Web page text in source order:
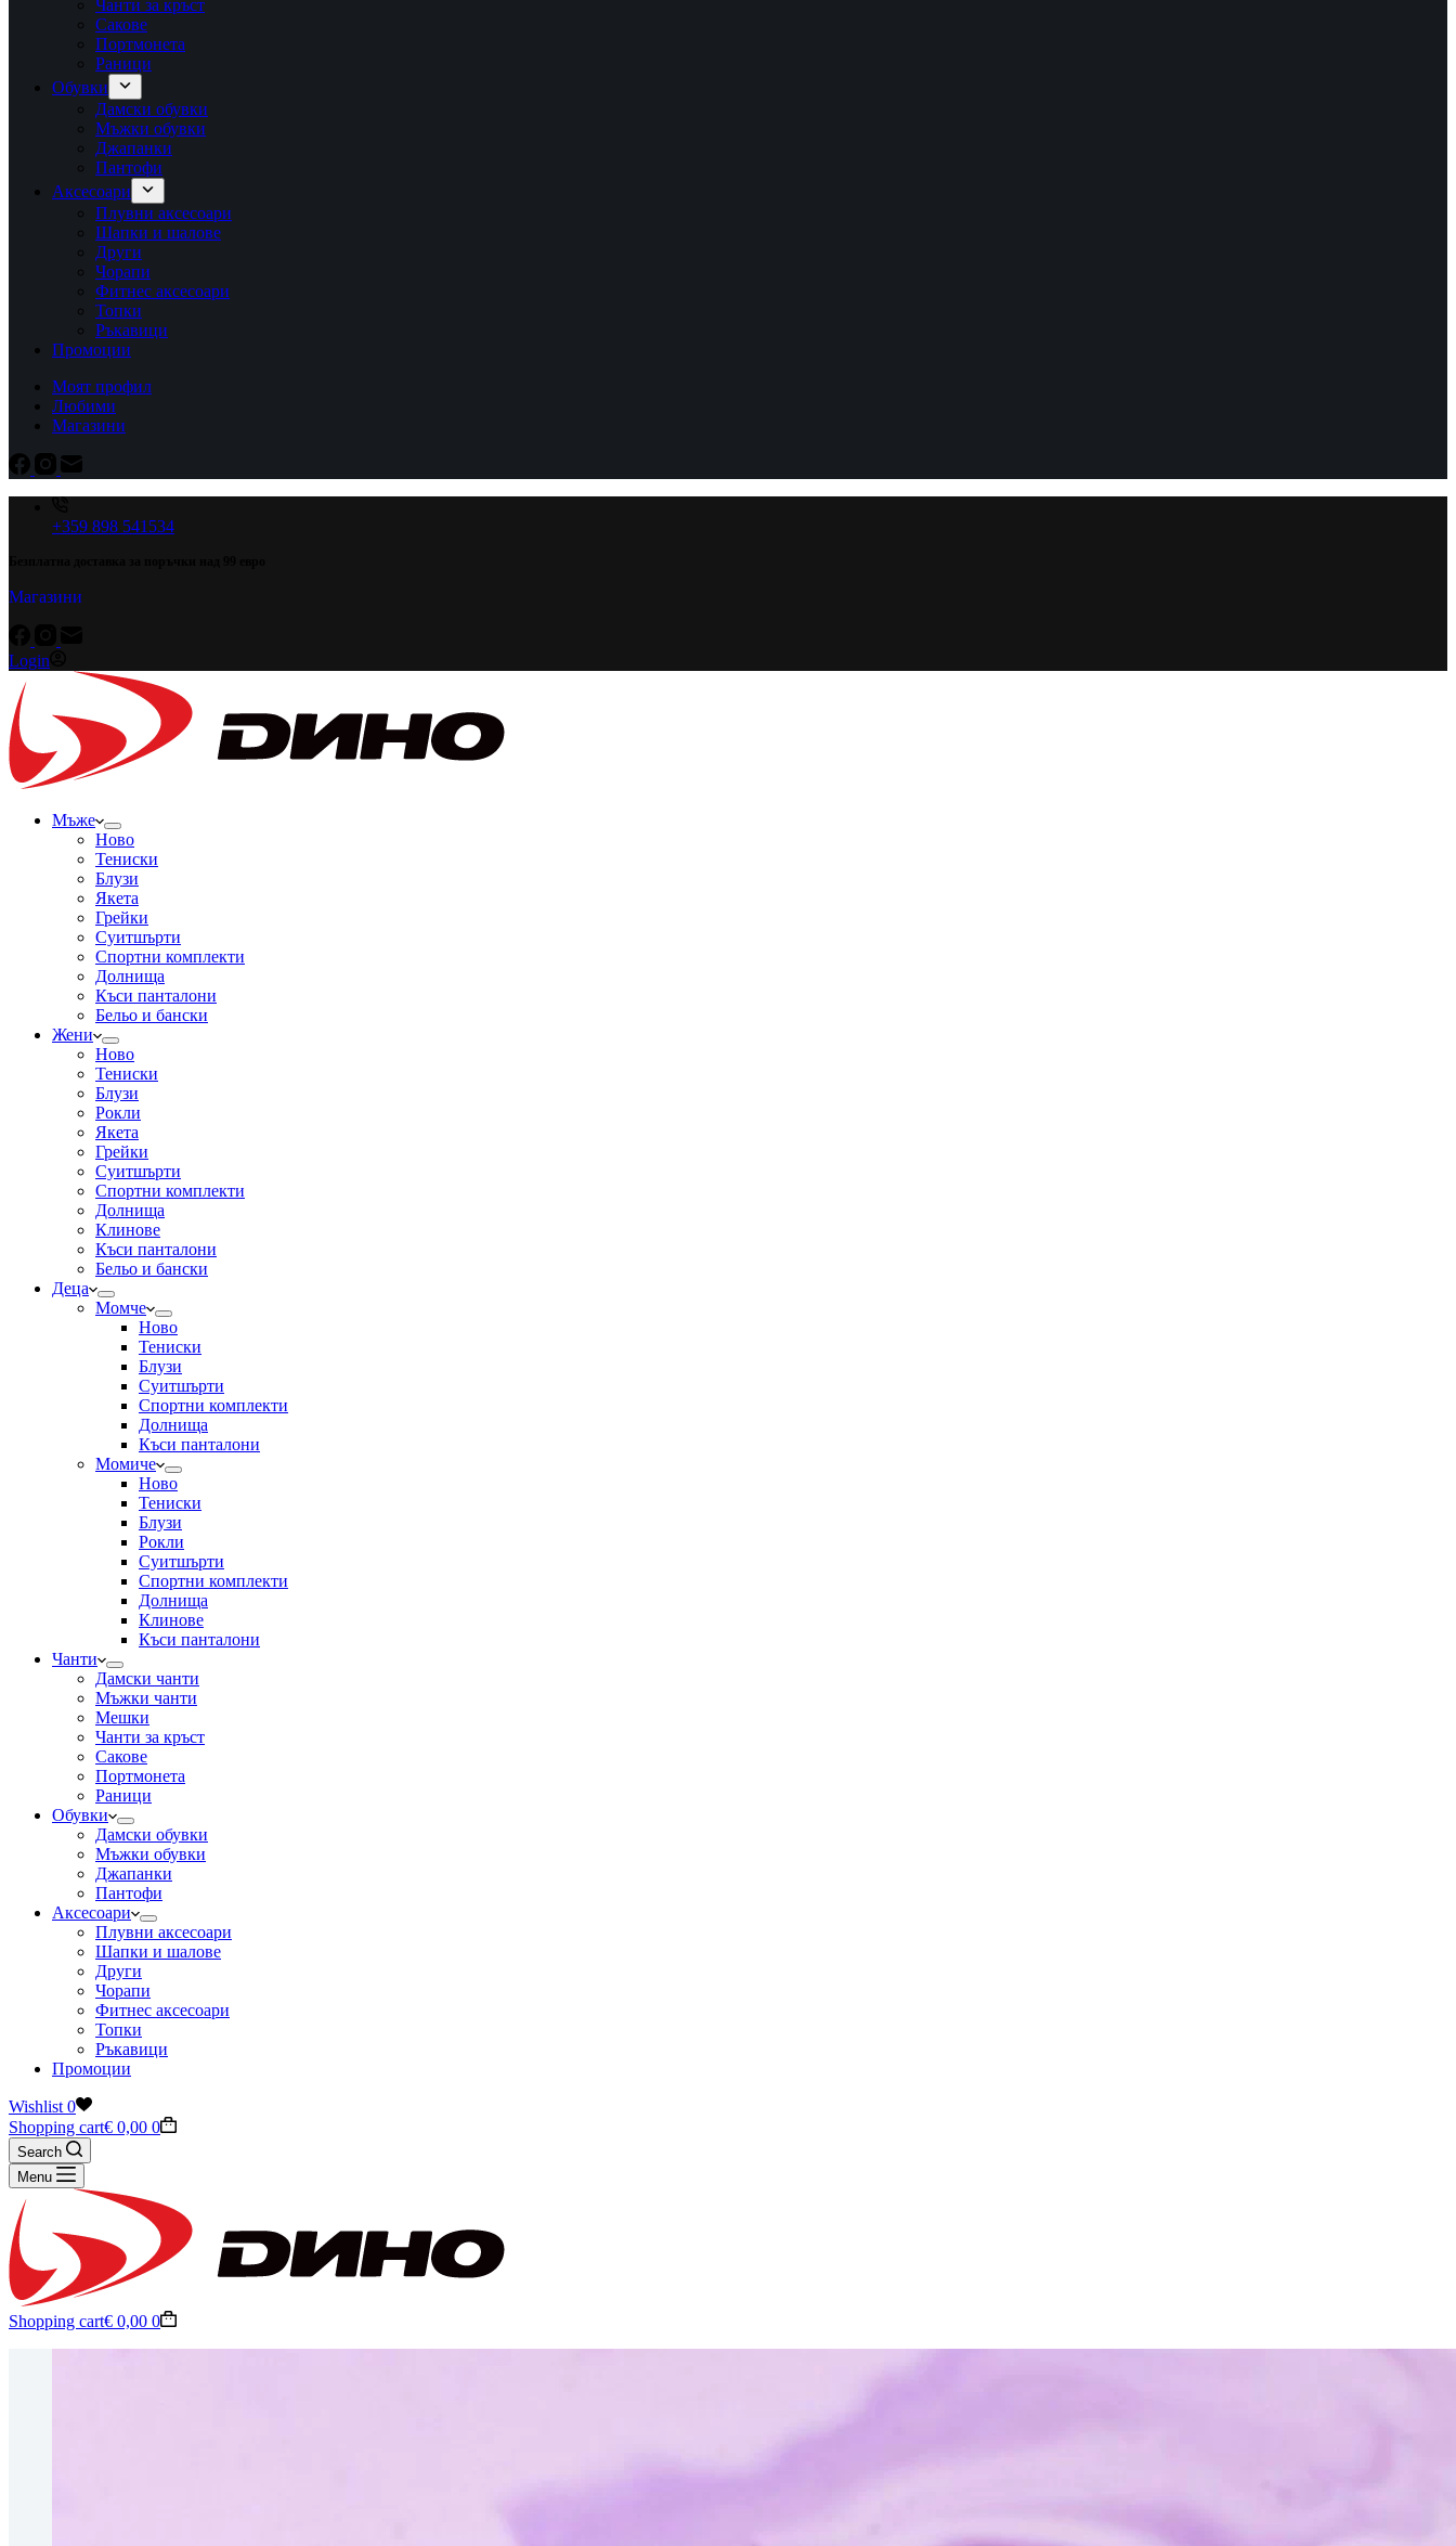
Чанти за кръст
Сакове
Портмонета
Раници
Обувки
Дамски обувки
Мъжки обувки
Джапанки
Пантофи
Аксесоари
Плувни аксесоари
Шапки и шалове
Други
Чорапи
Фитнес аксесоари
Топки
Ръкавици
Промоции
Моят профил
Любими
Магазини
+359 898 541534
Магазини
Login
Мъже
Ново
Тениски
Блузи
Якета
Грейки
Суитшърти
Спортни комплекти
Долнища
Къси панталони
Бельо и бански
Жени
Ново
Тениски
Блузи
Рокли
Якета
Грейки
Суитшърти
Спортни комплекти
Долнища
Клинове
Къси панталони
Бельо и бански
Деца
Момче
Ново
Тениски
Блузи
Суитшърти
Спортни комплекти
Долнища
Къси панталони
Момиче
Ново
Тениски
Блузи
Рокли
Суитшърти
Спортни комплекти
Долнища
Клинове
Къси панталони
Чанти
Дамски чанти
Мъжки чанти
Мешки
Чанти за кръст
Сакове
Портмонета
Раници
Обувки
Дамски обувки
Мъжки обувки
Джапанки
Пантофи
Аксесоари
Плувни аксесоари
Шапки и шалове
Други
Чорапи
Фитнес аксесоари
Топки
Ръкавици
Промоции
Wishlist 0
Shopping cart€ 0,00 0
Search
Menu
Shopping cart€ 0,00 0